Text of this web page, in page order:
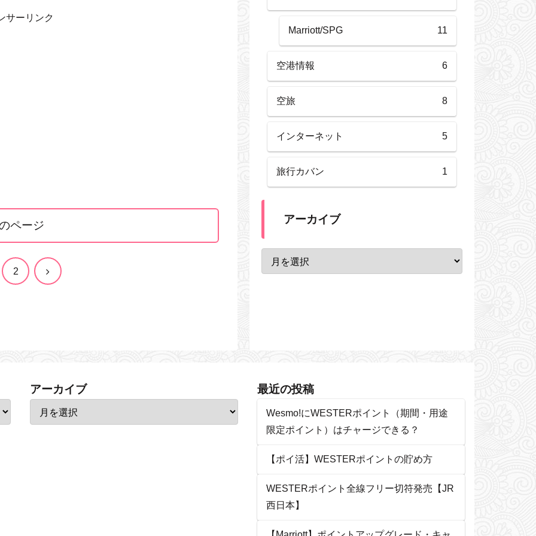
サーリンク
ページ
2 次
Marriott/SPG 11
空港情報 6
空旅 8
インターネット 5
旅行カバン 1
アーカイブ
アーカイブ 最近の投稿
Wesmo!にWESTERポイント（期間・用途
限定ポイント）はチャージできる？
【ポイ活】WESTERポイントの貯め方
WESTERポイント全線フリー切符発売【JR
西日本】